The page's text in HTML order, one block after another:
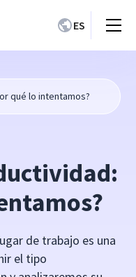
ES
qué lo intentamos?
de trabajo es una
el tipo